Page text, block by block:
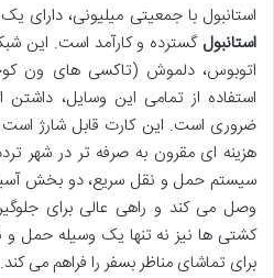
استانبول با جمعیتی میلیونی، دارای
استانبول گسترده و کارآمد است. این
اتوبوس، دلموش (تاکسی های ون
ضروری است. این کارت قابل شارژ است
هزینه ای مقرون به صرفه تر در شهر
سیستم حمل و نقل سریع، دو بخش
وصل می کند و راهی عالی برای
کشتی ها نیز نه تنها یک وسیله حمل و
برای تماشای مناظر بسفر را فراهم می کند.